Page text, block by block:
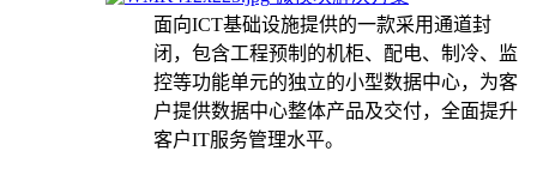
面向ICT基础设施提供的一款采用通道封
闭，包含工程预制的机柜、配电、制冷、监
控等功能单元的独立的小型数据中心，为客
户提供数据中心整体产品及交付，全面提升
客户IT服务管理水平。